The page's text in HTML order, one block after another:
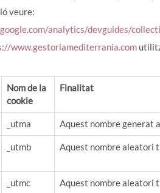
veure:
analytics/devguides/
www.gestoriamediterrania.com
Nom de la
cookie
Finalitat
_utma Aquest nombre generat
_utmb Aquest nombre aleatori
_utmc Aquest nombre aleatori